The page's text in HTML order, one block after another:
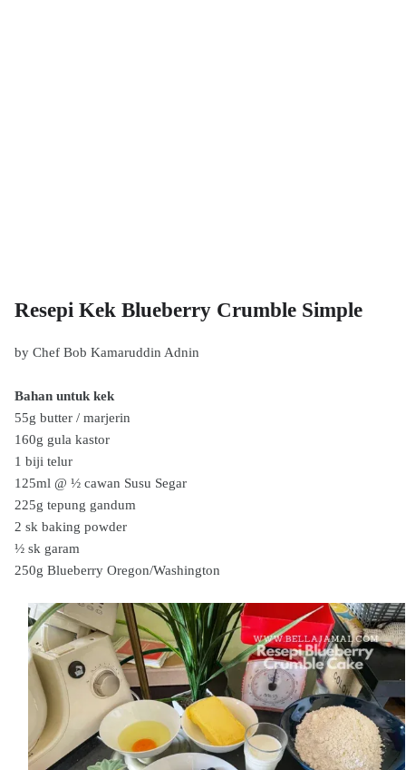
Resepi Kek Blueberry Crumble Simple
by Chef Bob Kamaruddin Adnin
Bahan untuk kek
55g butter / marjerin
160g gula kastor
1 biji telur
125ml @ ½ cawan Susu Segar
225g tepung gandum
2 sk baking powder
½ sk garam
250g Blueberry Oregon/Washington